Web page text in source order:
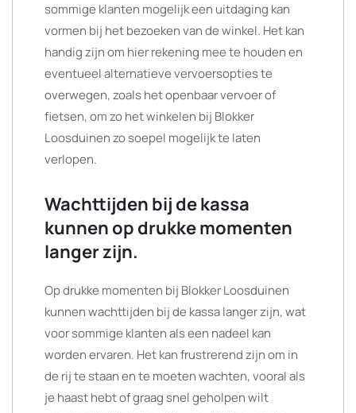
sommige klanten mogelijk een uitdaging kan
vormen bij het bezoeken van de winkel. Het kan
handig zijn om hier rekening mee te houden en
eventueel alternatieve vervoersopties te
overwegen, zoals het openbaar vervoer of
fietsen, om zo het winkelen bij Blokker
Loosduinen zo soepel mogelijk te laten
verlopen.
Wachttijden bij de kassa
kunnen op drukke momenten
langer zijn.
Op drukke momenten bij Blokker Loosduinen
kunnen wachttijden bij de kassa langer zijn, wat
voor sommige klanten als een nadeel kan
worden ervaren. Het kan frustrerend zijn om in
de rij te staan en te moeten wachten, vooral als
je haast hebt of graag snel geholpen wilt